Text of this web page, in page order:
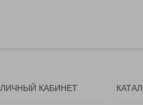
ЛИЧНЫЙ КАБИНЕТ